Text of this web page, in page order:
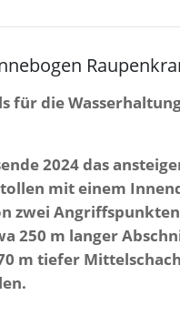
für die
2024 das
mit einem
zwei
250 m langer
m tiefer